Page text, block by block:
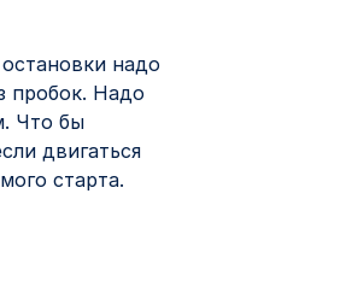
надо
пробок. Надо
Что бы
двигаться
старта.